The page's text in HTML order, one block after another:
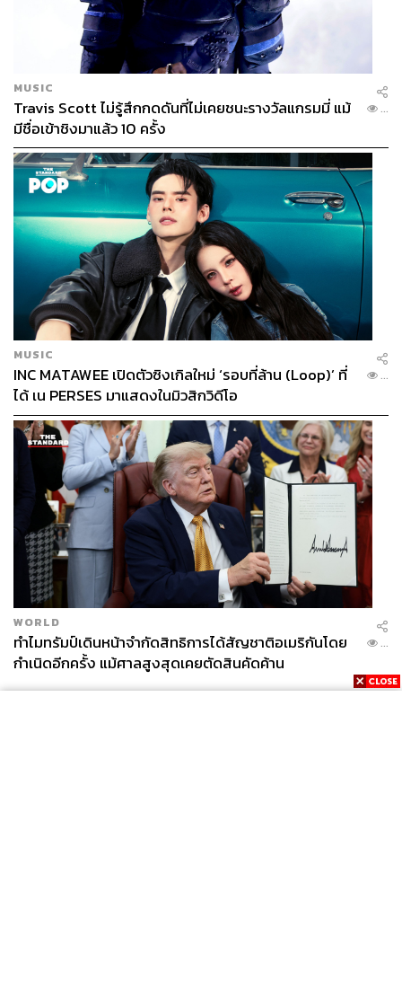
MUSIC
Travis Scott ไม่รู้สึกกดดันที่ไม่เคยชนะรางวัลแกรมมี่ แม้
มีชื่อเข้าชิงมาแล้ว 10 ครั้ง
...
MUSIC
INC MATAWEE เปิดตัวซิงเกิลใหม่ ‘รอบที่ล้าน (Loop)’ ที่
ได้ เน PERSES มาแสดงในมิวสิกวิดีโอ
...
WORLD
ทำไมทรัมป์เดินหน้าจำกัดสิทธิการได้สัญชาติอเมริกันโดย
กำเนิดอีกครั้ง แม้ศาลสูงสุดเคยตัดสินคัดค้าน
...